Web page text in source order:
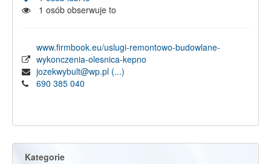
1 osób obserwuje to
www.firmbook.eu/uslugi-remontowo-budowlane-
wykonczenia-olesnica-kepno
jozekwybult@wp.pl (...)
690 385 040
Kategorie